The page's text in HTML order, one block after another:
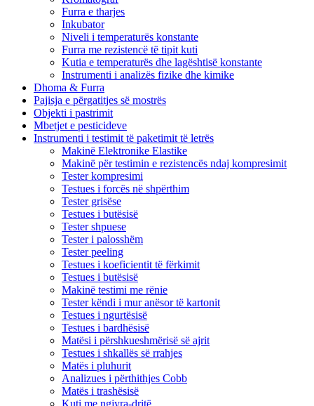
Furra e tharjes
Inkubator
Niveli i temperaturës konstante
Furra me rezistencë të tipit kuti
Kutia e temperaturës dhe lagështisë konstante
Instrumenti i analizës fizike dhe kimike
Dhoma & Furra
Pajisja e përgatitjes së mostrës
Objekti i pastrimit
Mbetjet e pesticideve
Instrumenti i testimit të paketimit të letrës
Makinë Elektronike Elastike
Makinë për testimin e rezistencës ndaj kompresimit
Tester kompresimi
Testues i forcës në shpërthim
Tester grisëse
Testues i butësisë
Tester shpuese
Tester i palosshëm
Tester peeling
Testues i koeficientit të fërkimit
Testues i butësisë
Makinë testimi me rënie
Tester këndi i mur anësor të kartonit
Testues i ngurtësisë
Testues i bardhësisë
Matësi i përshkueshmërisë së ajrit
Testues i shkallës së rrahjes
Matës i pluhurit
Analizues i përthithjes Cobb
Matës i trashësisë
Kuti me ngjyra-dritë